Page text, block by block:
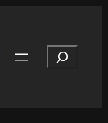
Suchen